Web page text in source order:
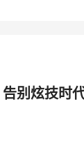
告别炫技时